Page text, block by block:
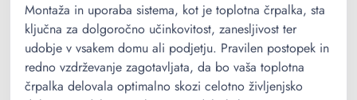
Montaža in uporaba sistema, kot je toplotna črpalka, sta
ključna za dolgoročno učinkovitost, zanesljivost ter
udobje v vsakem domu ali podjetju. Pravilen postopek in
redno vzdrževanje zagotavljata, da bo vaša toplotna
črpalka delovala optimalno skozi celotno življenjsko